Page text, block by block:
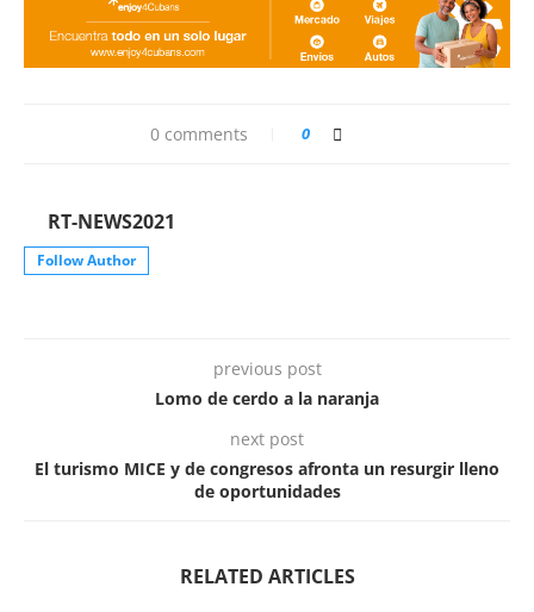
0 comments 0
RT-NEWS2021
Follow Author
previous post
Lomo de cerdo a la naranja
next post
El turismo MICE y de congresos afronta un resurgir lleno
de oportunidades
RELATED ARTICLES